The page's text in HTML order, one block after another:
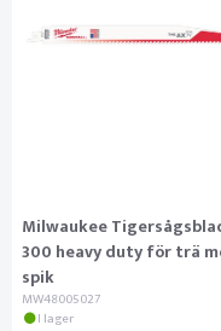
Milwaukee
300 heavy duty för trä
spik
MW48005027
I lager